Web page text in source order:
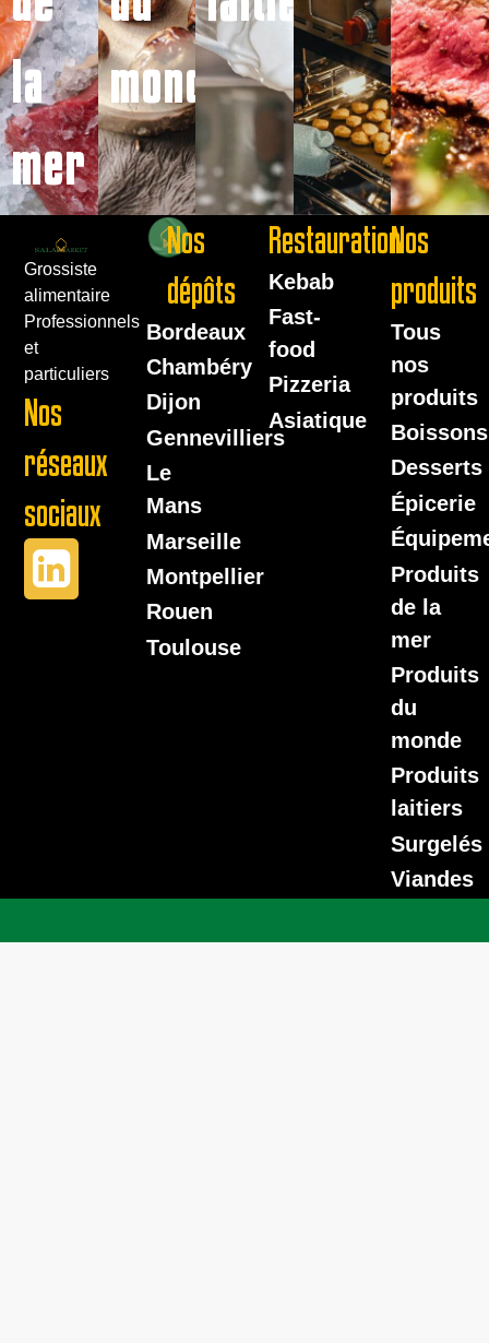
la
mer
monde
Grossiste
alimentaire
Professionnels
et
particuliers
Nos
réseaux
sociaux
Nos
dépôts
Bordeaux
Chambéry
Dijon
Gennevilliers
Le
Mans
Marseille
Montpellier
Rouen
Toulouse
Restauration
Kebab
Fast-
food
Pizzeria
Asiatique
Nos
produits
Tous
nos
produits
Boissons
Desserts
Épicerie
Produits
de la
mer
Produits
du
monde
Produits
laitiers
Surgelés
Viandes